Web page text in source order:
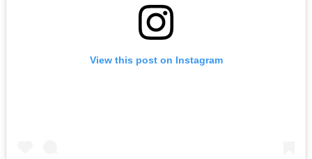
View this post on Instagram